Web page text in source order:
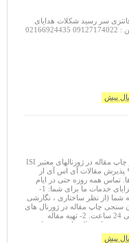
سر رسید شکلات هدایای
ثبت ، اخذ پذیرش و چاپ مقاله در ژورنالهای معتبر ISI
پذیرش مقالات آی اس آی از
تماس همه روزه حتی در ایام
تعطیل سال. *** مزایای خدمات ما برای شما: 1-
شما (از نظر ساختاری ، نگارشی
سنجی چاپ مقاله در ژورنال های
معتبر آی اس آی طی 24 ساعت. 2- تهیه مقاله
از مقاله فارسی شما
متخصص به ز